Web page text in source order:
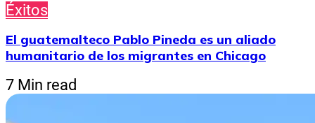
Éxitos
El guatemalteco Pablo Pineda es un aliado
humanitario de los migrantes en Chicago
7 Min read